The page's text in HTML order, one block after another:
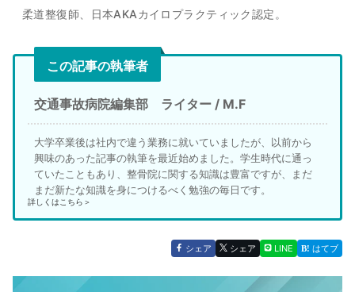
柔道整復師、日本AKAカイロプラクティック認定。
この記事の執筆者
交通事故病院編集部 ライター / M.F
大学卒業後は社内で違う業務に就いていましたが、以前から
興味のあった記事の執筆を最近始めました。学生時代に通っ
ていたこともあり、整骨院に関する知識は豊富ですが、まだ
まだ新たな知識を身につけるべく勉強の毎日です。
詳しくはこちら＞
シェア シェア LINE はてブ